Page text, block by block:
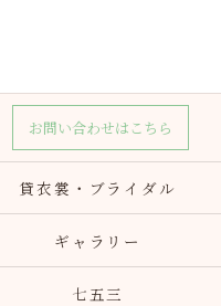
お問い合わせはこちら
貸衣裳・ブライダル
ギャラリー
七五三